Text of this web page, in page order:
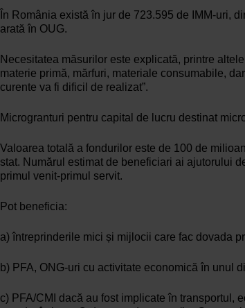
În România există în jur de 723.595 de IMM-uri,
arată în OUG.
Necesitatea măsurilor este explicată, printre
materie primă, mărfuri, materiale consumabile,
curente va fi dificil de realizat”.
Microgranturi pentru capital de lucru destinat
Valoarea totală a fondurilor este de 100 de
stat. Numărul estimat de beneficiari ai ajutorului
primul venit-primul servit.
Pot beneficia:
a) întreprinderile mici și mijlocii care fac dovada
b) PFA, ONG-uri cu activitate economică în unul
c) PFA/CMI dacă au fost implicate în transportul,